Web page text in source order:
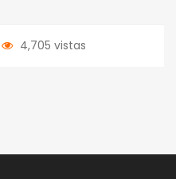
4,705 vistas